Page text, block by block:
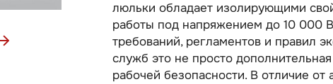
люльки обладает изолирующими
работы под напряжением до 10 000
требований, регламентов и правил
служб это не просто
рабочей безопасности. В отличие